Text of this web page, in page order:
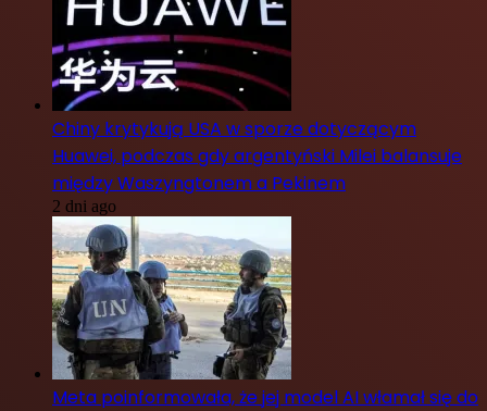
Chiny krytykują USA w sporze dotyczącym
Huawei, podczas gdy argentyński Milei balansuje
między Waszyngtonem a Pekinem
2 dni ago
Meta poinformowała, że jej model AI włamał się do